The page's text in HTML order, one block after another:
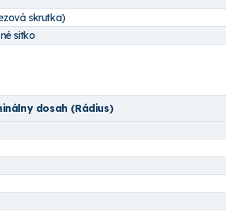
skrutka)
sitko
dosah (Rádius)